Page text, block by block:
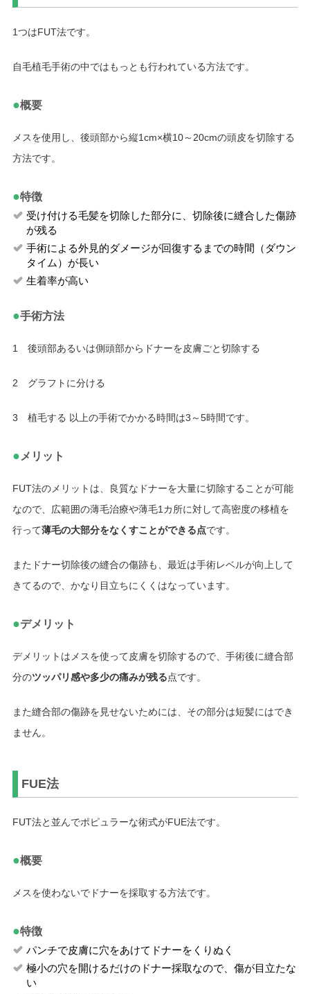
1つはFUT法です。
自毛植毛手術の中ではもっとも行われている方法です。
●概要
メスを使用し、後頭部から縦1cm×横10～20cmの頭皮を切除する
方法です。
●特徴
受け付ける毛髪を切除した部分に、切除後に縫合した傷跡
が残る
手術による外見的ダメージが回復するまでの時間（ダウン
タイム）が長い
生着率が高い
●手術方法
1 後頭部あるいは側頭部からドナーを皮膚ごと切除する
2 グラフトに分ける
3 植毛する 以上の手術でかかる時間は3～5時間です。
● メリット
FUT法のメリットは、良質なドナーを大量に切除することが可能
なので、広範囲の薄毛治療や薄毛1カ所に対して高密度の移植を
行って薄毛の大部分をなくすことができる点です。
またドナー切除後の縫合の傷跡も、最近は手術レベルが向上して
きてるので、かなり目立ちにくくはなっています。
●デメリット
デメリットはメスを使って皮膚を切除するので、手術後に縫合部
分のツッパリ感や多少の痛みが残る点です。
また縫合部の傷跡を見せないためには、その部分は短髪にはでき
ません。
FUE法
FUT法と並んでポピュラーな術式がFUE法です。
●概要
メスを使わないでドナーを採取する方法です。
●特徴
パンチで皮膚に穴をあけてドナーをくりぬく
極小の穴を開けるだけのドナー採取なので、傷が目立たな
い